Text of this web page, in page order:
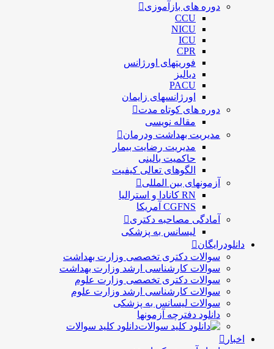
دوره های بازآموزی
CCU
NICU
ICU
CPR
فوریتهای اورژانس
دیالیز
PACU
اورژانسهای زایمان
دوره های کوتاه مدت
مقاله نویسی
مدیریت بهداشت ودرمان
مديريت رضايت بيمار
حاكميت بالينی
الگوهای تعالی کيفيت
آزمونهای بین المللی
RN کانادا و استرالیا
CGFNS آمریکا
آمادگی مصاحبه دکتری
لیسانس به پزشکی
دانلودرایگان
سوالات دکتری تخصصی وزارت بهداشت
سوالات کارشناسی ارشد وزارت بهداشت
سوالات دکتری تخصصی وزارت علوم
سوالات کارشناسی ارشد وزارت علوم
سوالات لیسانس به پزشکی
دانلود دفترچه آزمونها
دانلود کلید سوالات
اخبار